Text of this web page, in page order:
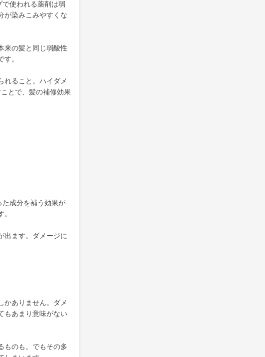
で使われる薬剤は弱
が染みこみやすくな
来の髪と同じ弱酸性
。
れること。ハイダメ
とで、髪の補修効果
成分を補う効果が
出ます。ダメージに
かありません。ダメ
もあまり意味がない
ものも。でもその多